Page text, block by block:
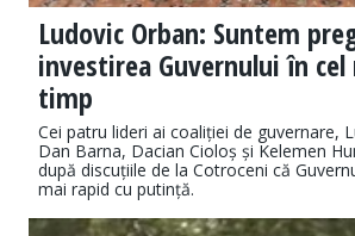
Ludovic Orban: Suntem
investirea Guvernului în
timp
Cei patru lideri ai coaliției de guvernare,
Dan Barna, Dacian Cioloș și Kelemen
după discuțiile de la Cotroceni că
mai rapid cu putință.